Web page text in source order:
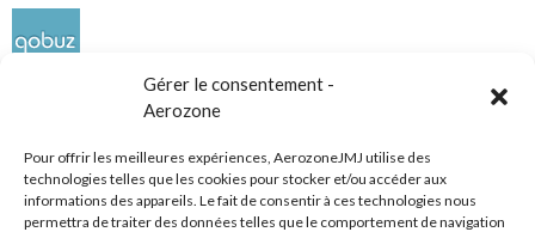
Gérer le consentement -
Aerozone
Pour offrir les meilleures expériences, AerozoneJMJ utilise des
technologies telles que les cookies pour stocker et/ou accéder aux
informations des appareils. Le fait de consentir à ces technologies nous
permettra de traiter des données telles que le comportement de navigation
Réseaux sociaux